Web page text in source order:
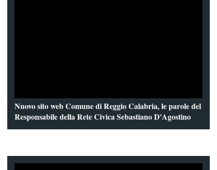
Nuovo sito web Comune di Reggio Calabria, le parole del
Responsabile della Rete Civica Sebastiano D'Agostino